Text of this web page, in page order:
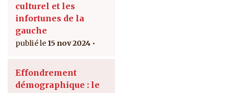
culturel et les
infortunes de la
gauche
15 nov 2024
Effondrement
démographique : le